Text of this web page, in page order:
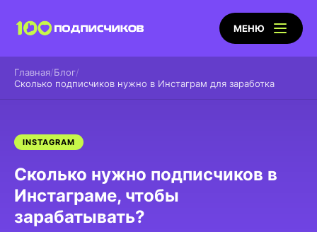
МЕНЮ
Главная Блог
Сколько подписчиков нужно в Инстаграм для заработка
INSTAGRAM
Сколько нужно подписчиков в
Инстаграме, чтобы
зарабатывать?